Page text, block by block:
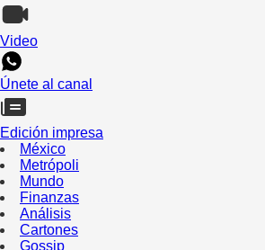
Video
Únete al canal
Edición impresa
México
Metrópoli
Mundo
Finanzas
Análisis
Cartones
Gossip